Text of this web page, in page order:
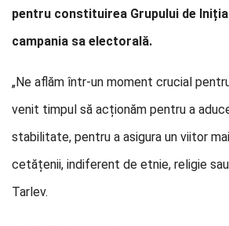
pentru constituirea Grupului de
campania sa electorală.
„Ne aflăm într-un moment crucial
venit timpul să acționăm pentru a
stabilitate, pentru a asigura un viitor
cetățenii, indiferent de etnie, religie
Tarlev.